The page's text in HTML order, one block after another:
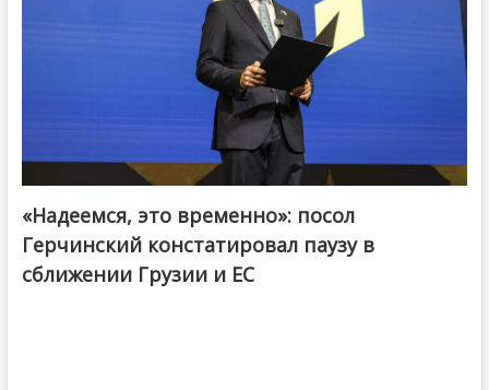
«Надеемся, это временно»: посол
Герчинский констатировал паузу в
сближении Грузии и ЕС